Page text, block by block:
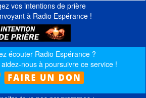
vos intentions de prière
à Radio Espérance !
écouter Radio Espérance ?
nous à poursuivre ce service !